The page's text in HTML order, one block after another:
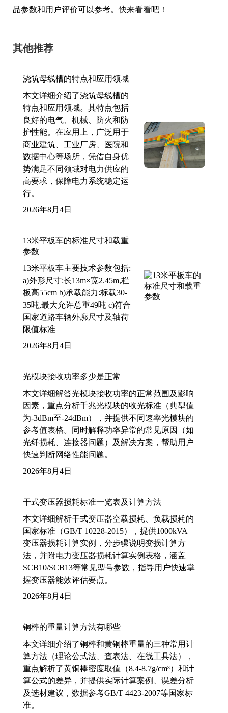
品参数和用户评价可以参考。快来看看吧！
其他推荐
浇筑母线槽的特点和应用领域
本文详细介绍了浇筑母线槽的
特点和应用领域。其特点包括
良好的电气、机械、防火和防
护性能。在应用上，广泛用于
商业建筑、工业厂房、医院和
数据中心等场所，凭借自身优
势满足不同领域对电力供应的
高要求，保障电力系统稳定运
行。
2026年8月4日
13米平板车的标准尺寸和载重
参数
13米平板车主要技术参数包括:
a)外形尺寸:长13m×宽2.45m,栏
板高55cm b)承载能力:标载30-
35吨,最大允许总重49吨 c)符合
国家道路车辆外廓尺寸及轴荷
限值标准
2026年8月4日
光模块接收功率多少是正常
本文详细解答光模块接收功率的正常范围及影响
因素，重点分析千兆光模块的收光标准（典型值
为-3dBm至-24dBm），并提供不同速率光模块的
参考值表格。同时解释功率异常的常见原因（如
光纤损耗、连接器问题）及解决方案，帮助用户
快速判断网络性能问题。
2026年8月4日
干式变压器损耗标准一览表及计算方法
本文详细解析干式变压器空载损耗、负载损耗的
国家标准（GB/T 10228-2015），提供1000kVA
变压器损耗计算实例，分步骤说明变损计算方
法，并附电力变压器损耗计算实例表格，涵盖
SCB10/SCB13等常见型号参数，指导用户快速掌
握变压器能效评估要点。
2026年8月4日
铜棒的重量计算方法有哪些
本文详细介绍了铜棒和黄铜棒重量的三种常用计
算方法（理论公式法、查表法、在线工具法），
重点解析了黄铜棒密度取值（8.4-8.7g/cm³）和计
算公式的差异，并提供实际计算案例、误差分析
及选材建议，数据参考GB/T 4423-2007等国家标
准。